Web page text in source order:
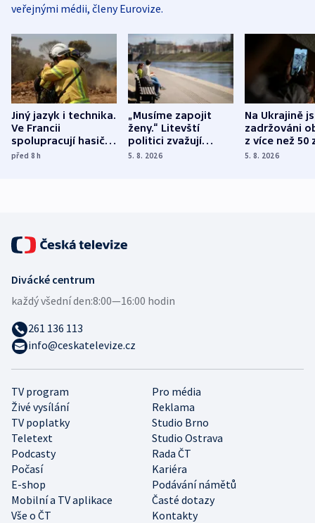
veřejnými médii, členy Eurovize.
Jiný jazyk i technika.
Ve Francii
spolupracují hasiči z
různých zemí
před 8h
„Musíme zapojit
ženy.“ Litevští
politici zvažují
dohodu o
5. 8. 2026
Na Ukrajině
zadržováni
z více než 50
Bojovali na
5. 8. 2026
TV program
Pro média
Živé vysílání
Reklama
TV poplatky
Studio Brno
Teletext
Studio Ostrava
Podcasty
Rada ČT
Počasí
Kariéra
E-shop
Podávání námětů
Mobilní a TV aplikace
Časté dotazy
Vše o ČT
Kontakty
Divácké centrum
každý všední den:8:00—16:00 hodin
261 136 113
info@ceskatelevize.cz